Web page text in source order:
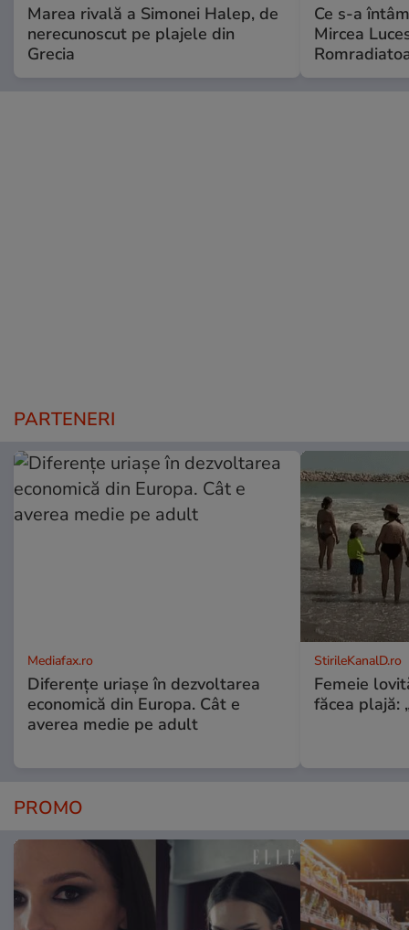
Marea rivală a Simonei Halep, de
nerecunoscut pe plajele din
Grecia
Ce s-a
Mircea
PARTENERI
Mediafax.ro
Diferențe uriașe în dezvoltarea
economică din Europa. Cât e
averea medie pe adult
StirileKanalD.ro
Femeie
făcea plajă:
PROMO